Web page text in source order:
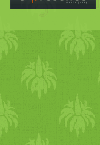
könnyen
viszkető